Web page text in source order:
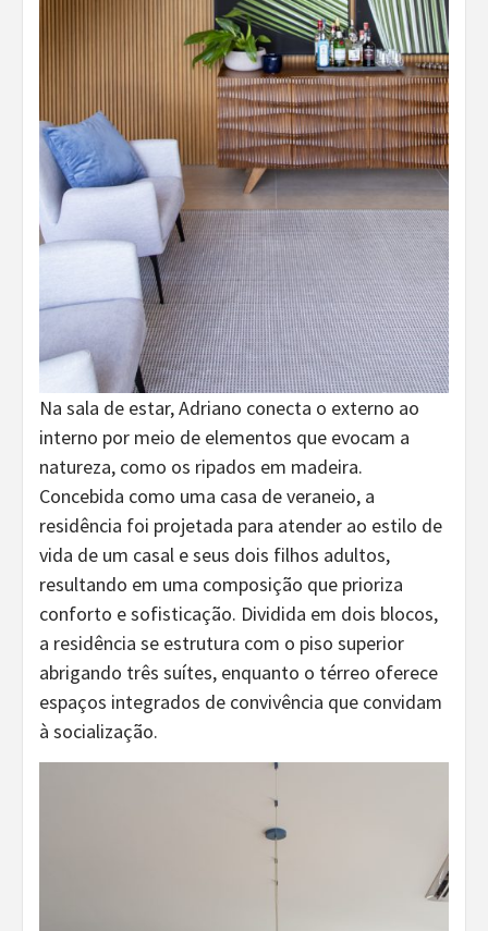
Na sala de estar, Adriano conecta o externo ao
interno por meio de elementos que evocam a
natureza, como os ripados em madeira.
Concebida como uma casa de veraneio, a
residência foi projetada para atender ao estilo de
vida de um casal e seus dois filhos adultos,
resultando em uma composição que prioriza
conforto e sofisticação. Dividida em dois blocos,
a residência se estrutura com o piso superior
abrigando três suítes, enquanto o térreo oferece
espaços integrados de convivência que convidam
à socialização.